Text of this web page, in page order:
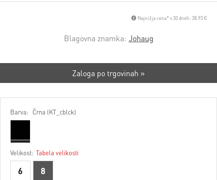
Najnižja cena* v 30 dneh: 38,93 €
Blagovna znamka: Johaug
Zaloga po trgovinah »
Barva: Črna (KT_cblck)
Velikost: Tabela velikosti
6 8